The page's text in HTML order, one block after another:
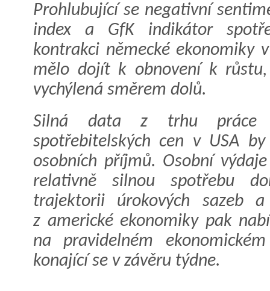
Prohlubující se negativní
index a GfK indikátor
kontrakci německé ekonomiky
mělo dojít k obnovení k
vychýlená směrem dolů.
Silná data z trhu práce
spotřebitelských cen v USA
osobních příjmů. Osobní
relativně silnou spotřebu
trajektorii úrokových sazeb
z americké ekonomiky pak
na pravidelném
konající se v závěru týdne.